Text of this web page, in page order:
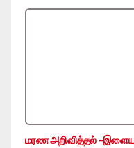
மரண அறிவித்தல் -